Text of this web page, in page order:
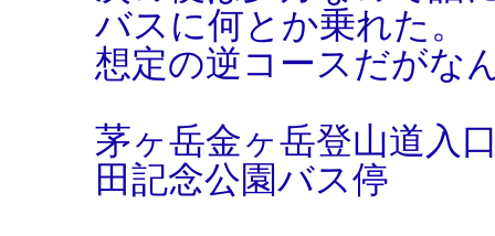
バスに何とか乗れた。
想定の逆コースだがな
茅ヶ岳金ヶ岳登山道
田記念公園バス停